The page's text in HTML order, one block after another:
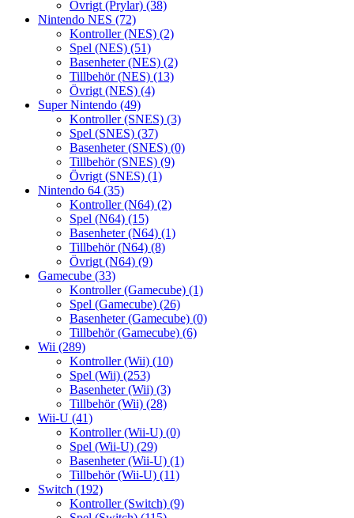
Övrigt (Prylar) (38)
Nintendo NES (72)
Kontroller (NES) (2)
Spel (NES) (51)
Basenheter (NES) (2)
Tillbehör (NES) (13)
Övrigt (NES) (4)
Super Nintendo (49)
Kontroller (SNES) (3)
Spel (SNES) (37)
Basenheter (SNES) (0)
Tillbehör (SNES) (9)
Övrigt (SNES) (1)
Nintendo 64 (35)
Kontroller (N64) (2)
Spel (N64) (15)
Basenheter (N64) (1)
Tillbehör (N64) (8)
Övrigt (N64) (9)
Gamecube (33)
Kontroller (Gamecube) (1)
Spel (Gamecube) (26)
Basenheter (Gamecube) (0)
Tillbehör (Gamecube) (6)
Wii (289)
Kontroller (Wii) (10)
Spel (Wii) (253)
Basenheter (Wii) (3)
Tillbehör (Wii) (28)
Wii-U (41)
Kontroller (Wii-U) (0)
Spel (Wii-U) (29)
Basenheter (Wii-U) (1)
Tillbehör (Wii-U) (11)
Switch (192)
Kontroller (Switch) (9)